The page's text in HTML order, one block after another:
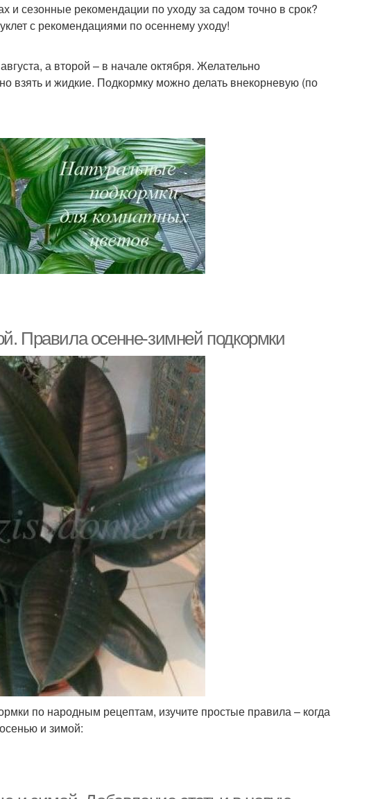
и сезонные рекомендации по уходу за садом точно в срок?
с рекомендациями по осеннему уходу!
а второй – в начале октября. Желательно
взять и жидкие. Подкормку можно делать внекорневую (по
Правила осенне-зимней подкормки
по народным рецептам, изучите простые правила – когда
и зимой: